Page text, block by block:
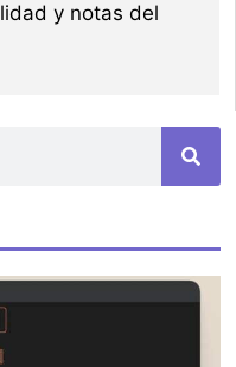
y notas del